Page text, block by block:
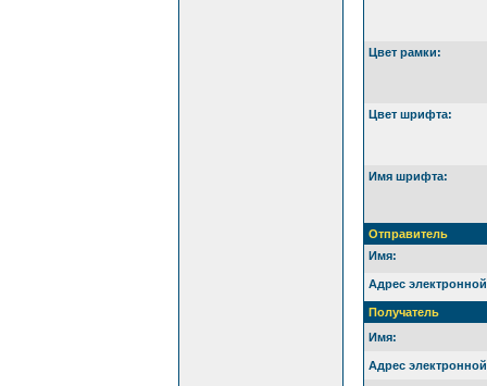
Цвет рамки:
Цвет шрифта:
Имя шрифта:
Отправитель
Имя:
Адрес
Получатель
Имя:
Адрес